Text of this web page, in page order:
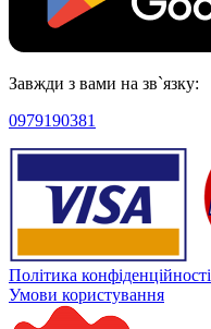
Завжди з вами на зв`язку:
0979190381
Політика конфіденційності
Умови користування